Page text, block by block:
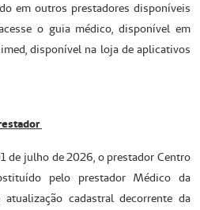
em outros prestadores disponíveis
o guia médico, disponível em
disponível na loja de aplicativos
de julho de 2026, o prestador Centro
pelo prestador Médico da
cadastral decorrente da